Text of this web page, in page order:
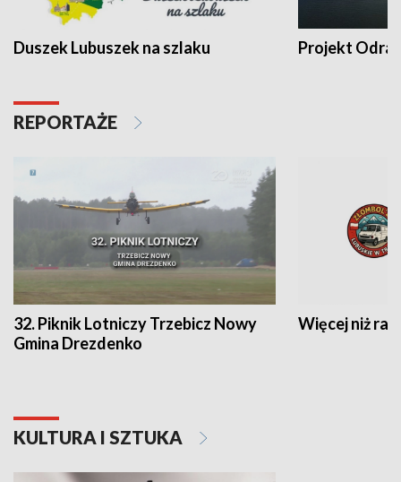
Duszek Lubuszek na szlaku Projekt Odra
REPORTAŻE
32. Piknik Lotniczy Trzebicz Nowy
Gmina Drezdenko
Więcej niż rajd
KULTURA I SZTUKA